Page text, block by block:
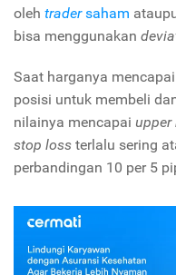
oleh tradersaham
bisa menggunakan
Saat harganya mencapai
posisi untuk membeli
nilainya mencapai upper
stop loss terlalu sering
perbandingan 10 per 5